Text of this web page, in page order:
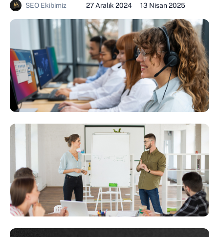
SEO Ekibimiz
27 Aralık 2024
13 Nisan 2025